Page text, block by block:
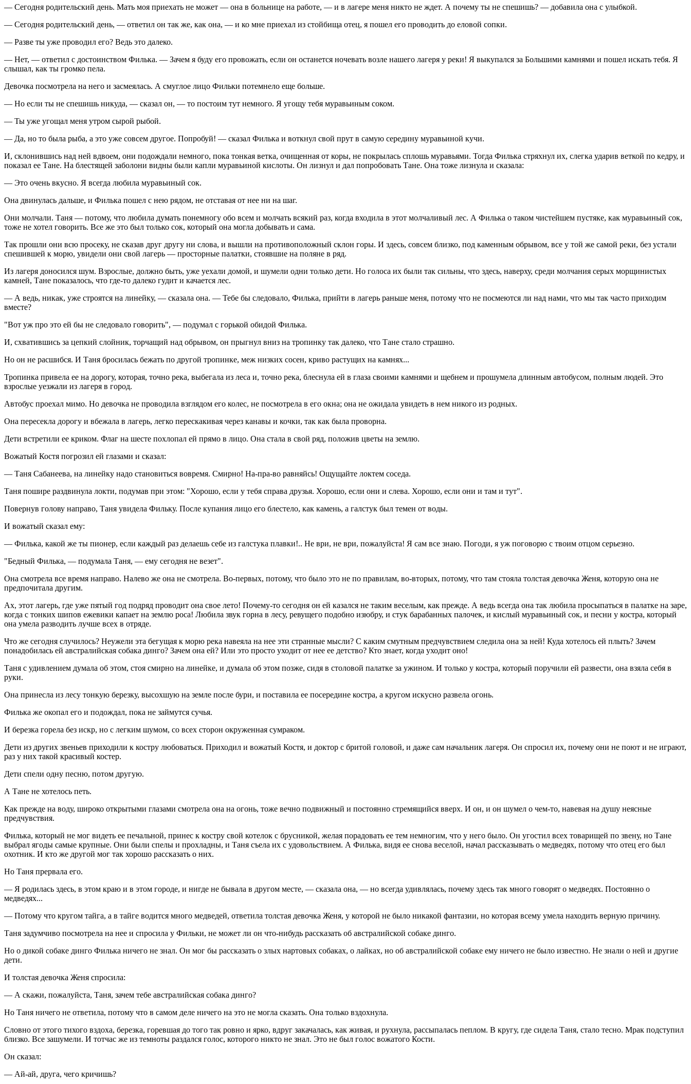
— Сегодня родительский день. Мать моя приехать не может — она в больнице на работе, — и в лагере меня никто не ждет. А почему ты не спешишь? — добавила она с улыбкой.
— Сегодня родительский день, — ответил он так же, как она, — и ко мне приехал из стойбища отец, я пошел его проводить до еловой сопки.
— Разве ты уже проводил его? Ведь это далеко.
— Нет, — ответил с достоинством Филька. — Зачем я буду его провожать, если он останется ночевать возле нашего лагеря у реки! Я выкупался за Большими камнями и пошел искать тебя. Я
слышал, как ты громко пела.
Девочка посмотрела на него и засмеялась. А смуглое лицо Фильки потемнело еще больше.
— Но если ты не спешишь никуда, — сказал он, — то постоим тут немного. Я угощу тебя муравьиным соком.
— Ты уже угощал меня утром сырой рыбой.
— Да, но то была рыба, а это уже совсем другое. Попробуй! — сказал Филька и воткнул свой прут в самую середину муравьиной кучи.
И, склонившись над ней вдвоем, они подождали немного, пока тонкая ветка, очищенная от коры, не покрылась сплошь муравьями. Тогда Филька стряхнул их, слегка ударив веткой по кедру, и
показал ее Тане. На блестящей заболони видны были капли муравьиной кислоты. Он лизнул и дал попробовать Тане. Она тоже лизнула и сказала:
— Это очень вкусно. Я всегда любила муравьиный сок.
Она двинулась дальше, и Филька пошел с нею рядом, не отставая от нее ни на шаг.
Они молчали. Таня — потому, что любила думать понемногу обо всем и молчать всякий раз, когда входила в этот молчаливый лес. А Филька о таком чистейшем пустяке, как муравьиный сок,
тоже не хотел говорить. Все же это был только сок, который она могла добывать и сама.
Так прошли они всю просеку, не сказав друг другу ни слова, и вышли на противоположный склон горы. И здесь, совсем близко, под каменным обрывом, все у той же самой реки, без устали
спешившей к морю, увидели они свой лагерь — просторные палатки, стоявшие на поляне в ряд.
Из лагеря доносился шум. Взрослые, должно быть, уже уехали домой, и шумели одни только дети. Но голоса их были так сильны, что здесь, наверху, среди молчания серых морщинистых
камней, Тане показалось, что где-то далеко гудит и качается лес.
— А ведь, никак, уже строятся на линейку, — сказала она. — Тебе бы следовало, Филька, прийти в лагерь раньше меня, потому что не посмеются ли над нами, что мы так часто приходим
вместе?
"Вот уж про это ей бы не следовало говорить", — подумал с горькой обидой Филька.
И, схватившись за цепкий слойник, торчащий над обрывом, он прыгнул вниз на тропинку так далеко, что Тане стало страшно.
Но он не расшибся. И Таня бросилась бежать по другой тропинке, меж низких сосен, криво растущих на камнях...
Тропинка привела ее на дорогу, которая, точно река, выбегала из леса и, точно река, блеснула ей в глаза своими камнями и щебнем и прошумела длинным автобусом, полным людей. Это
взрослые уезжали из лагеря в город.
Автобус проехал мимо. Но девочка не проводила взглядом его колес, не посмотрела в его окна; она не ожидала увидеть в нем никого из родных.
Она пересекла дорогу и вбежала в лагерь, легко перескакивая через канавы и кочки, так как была проворна.
Дети встретили ее криком. Флаг на шесте похлопал ей прямо в лицо. Она стала в свой ряд, положив цветы на землю.
Вожатый Костя погрозил ей глазами и сказал:
— Таня Сабанеева, на линейку надо становиться вовремя. Смирно! На-пра-во равняйсь! Ощущайте локтем соседа.
Таня пошире раздвинула локти, подумав при этом: "Хорошо, если у тебя справа друзья. Хорошо, если они и слева. Хорошо, если они и там и тут".
Повернув голову направо, Таня увидела Фильку. После купания лицо его блестело, как камень, а галстук был темен от воды.
И вожатый сказал ему:
— Филька, какой же ты пионер, если каждый раз делаешь себе из галстука плавки!.. Не ври, не ври, пожалуйста! Я сам все знаю. Погоди, я уж поговорю с твоим отцом серьезно.
"Бедный Филька, — подумала Таня, — ему сегодня не везет".
Она смотрела все время направо. Налево же она не смотрела. Во-первых, потому, что было это не по правилам, во-вторых, потому, что там стояла толстая девочка Женя, которую она не
предпочитала другим.
Ах, этот лагерь, где уже пятый год подряд проводит она свое лето! Почему-то сегодня он ей казался не таким веселым, как прежде. А ведь всегда она так любила просыпаться в палатке на заре,
когда с тонких шипов ежевики капает на землю роса! Любила звук горна в лесу, ревущего подобно изюбру, и стук барабанных палочек, и кислый муравьиный сок, и песни у костра, который
она умела разводить лучше всех в отряде.
Что же сегодня случилось? Неужели эта бегущая к морю река навеяла на нее эти странные мысли? С каким смутным предчувствием следила она за ней! Куда хотелось ей плыть? Зачем
понадобилась ей австралийская собака динго? Зачем она ей? Или это просто уходит от нее ее детство? Кто знает, когда уходит оно!
Таня с удивлением думала об этом, стоя смирно на линейке, и думала об этом позже, сидя в столовой палатке за ужином. И только у костра, который поручили ей развести, она взяла себя в
руки.
Она принесла из лесу тонкую березку, высохшую на земле после бури, и поставила ее посередине костра, а кругом искусно развела огонь.
Филька же окопал его и подождал, пока не займутся сучья.
И березка горела без искр, но с легким шумом, со всех сторон окруженная сумраком.
Дети из других звеньев приходили к костру любоваться. Приходил и вожатый Костя, и доктор с бритой головой, и даже сам начальник лагеря. Он спросил их, почему они не поют и не играют,
раз у них такой красивый костер.
Дети спели одну песню, потом другую.
А Тане не хотелось петь.
Как прежде на воду, широко открытыми глазами смотрела она на огонь, тоже вечно подвижный и постоянно стремящийся вверх. И он, и он шумел о чем-то, навевая на душу неясные
предчувствия.
Филька, который не мог видеть ее печальной, принес к костру свой котелок с брусникой, желая порадовать ее тем немногим, что у него было. Он угостил всех товарищей по звену, но Тане
выбрал ягоды самые крупные. Они были спелы и прохладны, и Таня съела их с удовольствием. А Филька, видя ее снова веселой, начал рассказывать о медведях, потому что отец его был
охотник. И кто же другой мог так хорошо рассказать о них.
Но Таня прервала его.
— Я родилась здесь, в этом краю и в этом городе, и нигде не бывала в другом месте, — сказала она, — но всегда удивлялась, почему здесь так много говорят о медведях. Постоянно о
медведях...
— Потому что кругом тайга, а в тайге водится много медведей, ответила толстая девочка Женя, у которой не было никакой фантазии, но которая всему умела находить верную причину.
Таня задумчиво посмотрела на нее и спросила у Фильки, не может ли он что-нибудь рассказать об австралийской собаке динго.
Но о дикой собаке динго Филька ничего не знал. Он мог бы рассказать о злых нартовых собаках, о лайках, но об австралийской собаке ему ничего не было известно. Не знали о ней и другие
дети.
И толстая девочка Женя спросила:
— А скажи, пожалуйста, Таня, зачем тебе австралийская собака динго?
Но Таня ничего не ответила, потому что в самом деле ничего на это не могла сказать. Она только вздохнула.
Словно от этого тихого вздоха, березка, горевшая до того так ровно и ярко, вдруг закачалась, как живая, и рухнула, рассыпалась пеплом. В кругу, где сидела Таня, стало тесно. Мрак подступил
близко. Все зашумели. И тотчас же из темноты раздался голос, которого никто не знал. Это не был голос вожатого Кости.
Он сказал:
— Ай-ай, друга, чего кричишь?